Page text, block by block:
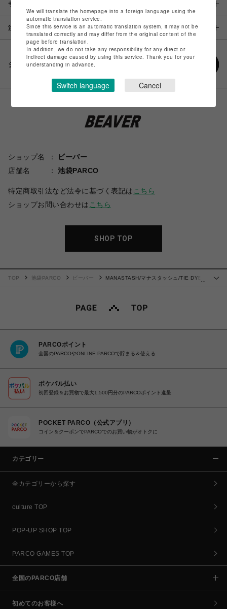
サイズ
注意事項
シェアする
ショップ名
ビーバー
店舗名
池袋PARCO
特定商取引法など法令に基づく表記は こちら
ショップお問い合わせは こちら
SHOP TOP
TOP 池袋PARCO ビーバー
MANASTASH/マナスタッシュ/TIE DYE
PARCOポイント
全国のPARCOやONLINE PARCOで貯まる＆使える
ポケパル払い
初回登録＆お買物で最大1,500円分のPARCOポイント進呈
POCKET PARCO（公式アプリ）
コイン＆クーポンでPARCOでのお買い物がオトクに
カテゴリー
全カテゴリーから探す
culture TOP
POP-UP SHOP TOP
PARCO GAMES TOP
全国のPARCO店舗
初めてのお客様へ
We will translate the homepage into a foreign language using the
automatic translation service.
Since this service is an automatic translation system, it may not be
translated correctly and may differ from the original content of the
page before translation.
In addition, we do not take any responsibility for any direct or
indirect damage caused by using this service. Thank you for your
understanding in advance.
Switch language Cancel